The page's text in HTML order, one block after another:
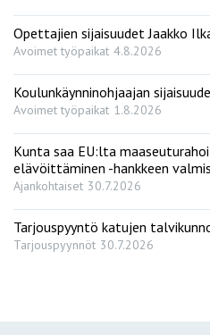
Opettajien sijaisuudet Jaakko
Avoimet työpaikat 4.8.2026
Koulunkäynninohjaajan
Avoimet työpaikat 1.8.2026
Kunta saa EU:lta
elävöittäminen -hankkeen
Ajankohtaiset 30.7.2026
Tarjouspyyntö katujen
Tarjouspyynnöt 30.7.2026